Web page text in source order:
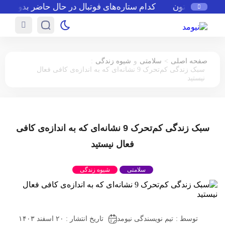
عطر استون کدام ستاره‌های فوتبال در حال حاضر بدون تیم
صفحه اصلی > سلامتی و شیوه زندگی :
سبک زندگی کم‌تحرک 9 نشانه‌ای که به اندازه‌ی کافی فعال
نیستید
سبک زندگی کم‌تحرک 9 نشانه‌ای که به اندازه‌ی کافی
فعال نیستید
سلامتی شیوه زندگی
توسط : تیم نویسندگی نیومد تاریخ انتشار : ۲۰ اسفند ۱۴۰۳